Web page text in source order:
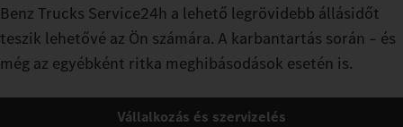
Benz Trucks Service24h a lehető legrövidebb állásidőt
teszik lehetővé az Ön számára. A karbantartás során – és
még az egyébként ritka meghibásodások esetén is.
Vállalkozás és szervizelés